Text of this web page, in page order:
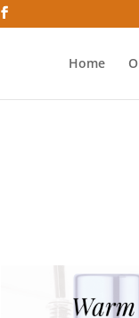
Home